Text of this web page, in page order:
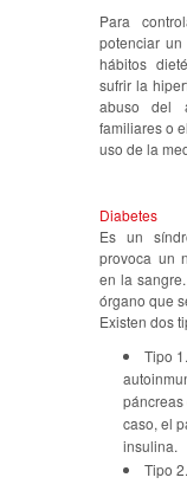
Para
potenciar
hábitos
sufrir la
abuso del
familiares o
uso de la
Diabetes
Es un
provoca un
en la
órgano que
Existen dos
Tipo
caso, el
insulina.
Tipo